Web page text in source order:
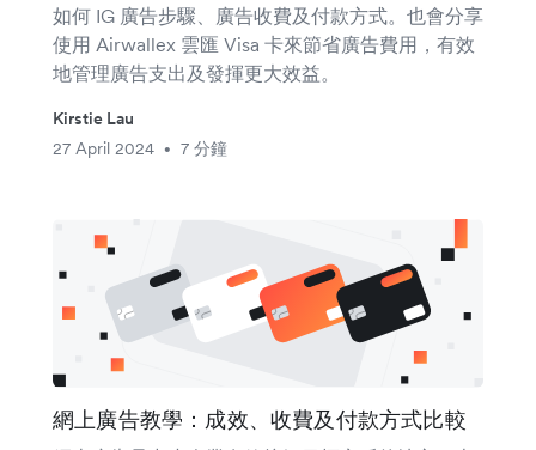
如何 IG 廣告步驟、廣告收費及付款方式。也會分享
使用 Airwallex 雲匯 Visa 卡來節省廣告費用，有效
地管理廣告支出及發揮更大效益。
Kirstie Lau
27 April 2024
• 7 分鐘
網上廣告教學：成效、收費及付款方式比較